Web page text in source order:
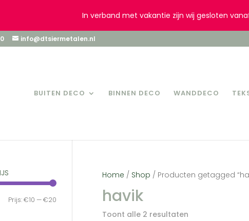
info@dtsiermetalen.nl
BUITEN DECO BINNEN DECO WANDDECO
Home / Shop / Producten getagged
havik
Toont alle 2 resultaten
Min.
Max.
Prijs:€10 —€20
In verband met vakantie zijn wij gesloten